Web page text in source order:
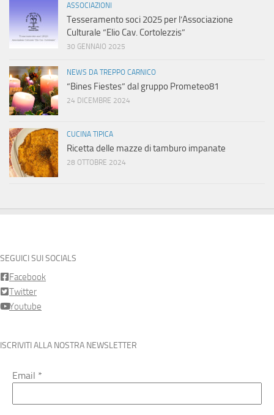
ASSOCIAZIONI
Tesseramento soci 2025 per l’Associazione
Culturale “Elio Cav. Cortolezzis”
30 GENNAIO 2025
NEWS DA TREPPO CARNICO
“Bines Fiestes” dal gruppo Prometeo81
24 DICEMBRE 2024
CUCINA TIPICA
Ricetta delle mazze di tamburo impanate
28 OTTOBRE 2024
SEGUICI SUI SOCIALS
Facebook
Twitter
Youtube
ISCRIVITI ALLA NOSTRA NEWSLETTER
Email *